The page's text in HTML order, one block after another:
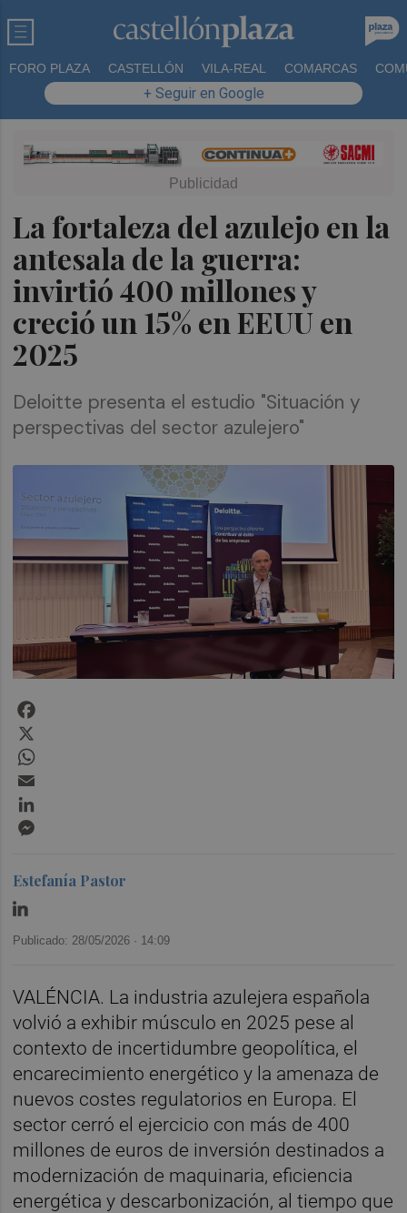
FORO PLAZA CASTELLÓN VILA-REAL COMARCAS
+ Seguir en Google
La fortaleza del azulejo en la
antesala de la guerra:
invirtió 400 millones y
creció un 15% en EEUU en
2025
Deloitte presenta el estudio "Situación y
perspectivas del sector azulejero"
Estefanía Pastor
Publicado: 28/05/2026 · 14:09
VALÉNCIA. La industria azulejera española
volvió a exhibir músculo en 2025 pese al
contexto de incertidumbre geopolítica, el
encarecimiento energético y la amenaza de
nuevos costes regulatorios en Europa. El
sector cerró el ejercicio con más de 400
millones de euros de inversión destinados a
modernización de maquinaria, eficiencia
energética y descarbonización, al tiempo que